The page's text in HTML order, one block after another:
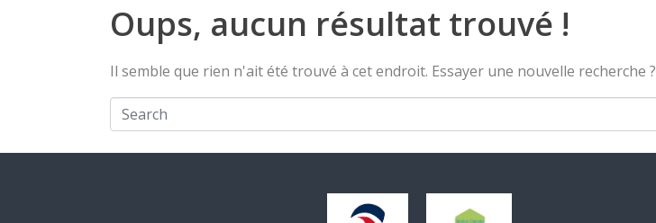
Oups, aucun résultat trouvé !
Il semble que rien n'ait été trouvé à cet endroit. Essayer une nouvelle recherche ?